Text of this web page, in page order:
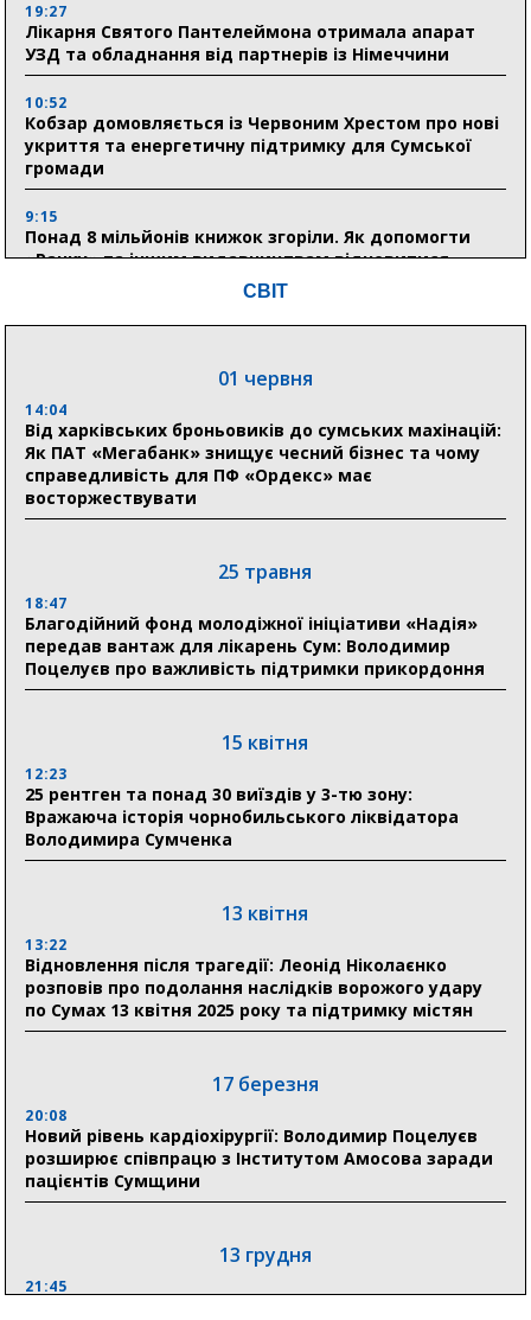
19:27
Лікарня Святого Пантелеймона отримала апарат
УЗД та обладнання від партнерів із Німеччини
10:52
Кобзар домовляється із Червоним Хрестом про нові
укриття та енергетичну підтримку для Сумської
громади
9:15
Понад 8 мільйонів книжок згоріли. Як допомогти
«Ранку» та іншим видавництвам відновитися
04 серпня
Пенсійний фонд Сумщини спрямував 0,2 млрд грн
на пенсії, страхові виплати та підтримку
прифронтових громад
прифронтової Сумщини: перша група оздоровилася
в Австрії
18:30
Ніколаєнко: у Сумах погодили 115 компенсацій на
відновлення житла майже на 6,6 млн грн
21:01
До 19 400 гривень на паливо: Пенсійний фонд
Сумщини пояснив, як отримати допомогу на зиму
«Укрексімбанк» припиняє виплату пенсій: у
людям
11:00
Артем Кобзар вручив родинам 20 полеглих Героїв
19:38
Сумська клінічна лікарня Святого Пантелеймона
здобула головну відзнаку в медичній сфері України
СВІТ
01 червня
14:04
Від харківських броньовиків до сумських махінацій:
Як ПАТ «Мегабанк» знищує чесний бізнес та чому
справедливість для ПФ «Ордекс» має
восторжествувати
25 травня
18:47
Благодійний фонд молодіжної ініціативи «Надія»
передав вантаж для лікарень Сум: Володимир
Поцелуєв про важливість підтримки прикордоння
15 квітня
12:23
25 рентген та понад 30 виїздів у 3-тю зону:
Вражаюча історія чорнобильського ліквідатора
Володимира Сумченка
13 квітня
13:22
Відновлення після трагедії: Леонід Ніколаєнко
розповів про подолання наслідків ворожого удару
по Сумах 13 квітня 2025 року та підтримку містян
17 березня
20:08
Новий рівень кардіохірургії: Володимир Поцелуєв
розширює співпрацю з Інститутом Амосова заради
пацієнтів Сумщини
13 грудня
21:45